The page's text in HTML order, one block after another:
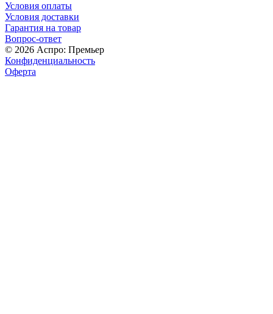
Условия оплаты
Условия доставки
Гарантия на товар
Вопрос-ответ
© 2026 Аспро: Премьер
Конфиденциальность
Оферта